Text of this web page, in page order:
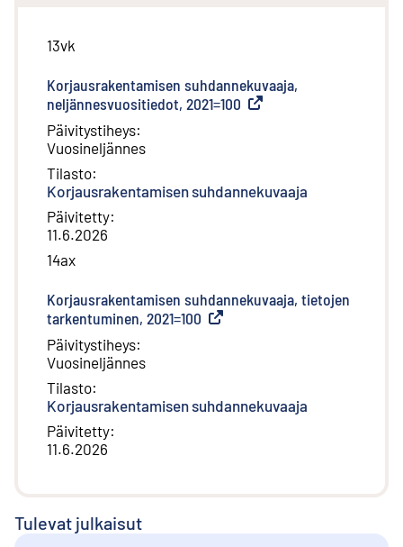
13vk
Korjausrakentamisen suhdannekuvaaja,
neljännesvuositiedot, 2021=100 Ulkoinen linkki
Päivitystiheys:
Vuosineljännes
Tilasto:
Korjausrakentamisen suhdannekuvaaja
Päivitetty:
11.6.2026
14ax
Korjausrakentamisen suhdannekuvaaja, tietojen
tarkentuminen, 2021=100 Ulkoinen linkki
Päivitystiheys:
Vuosineljännes
Tilasto:
Korjausrakentamisen suhdannekuvaaja
Päivitetty:
11.6.2026
Tulevat julkaisut